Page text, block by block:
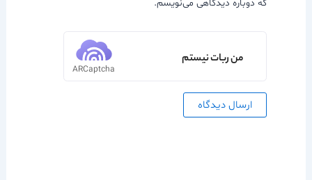
که دوباره دیدگاهی می‌نویسم.
من ربات نیستم
ARCaptcha